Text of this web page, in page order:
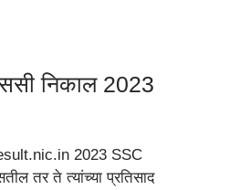
निकाल 2023
2023 SSC
तर ते त्यांच्या प्रतिसाद